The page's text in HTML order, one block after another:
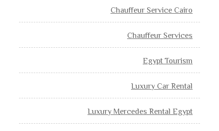
Chauffeur Service Cairo
Chauffeur Services
Egypt Tourism
Luxury Car Rental
Luxury Mercedes Rental Egypt